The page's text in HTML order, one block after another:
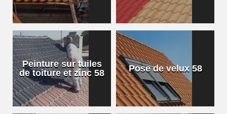
Peinture sur tuiles
de toiture et zinc 58
Pose de velux 58